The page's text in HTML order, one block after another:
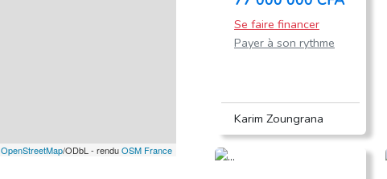
OpenStreetMap/ODbL - renduOSM France
Se faire financer
Payer à son rythme
Karim Zoungrana